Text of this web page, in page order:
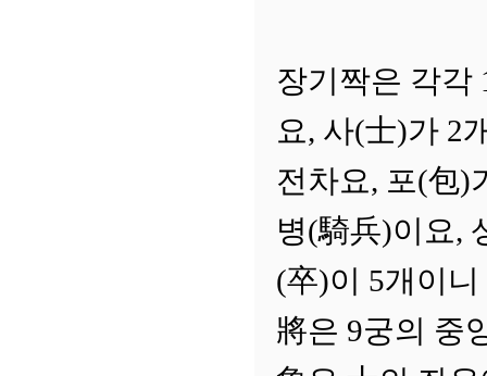
장기짝은 각각
요, 사(士)가 2
전차요, 포(包)
병(騎兵)이요,
(卒)이 5개이
將은 9궁의 중